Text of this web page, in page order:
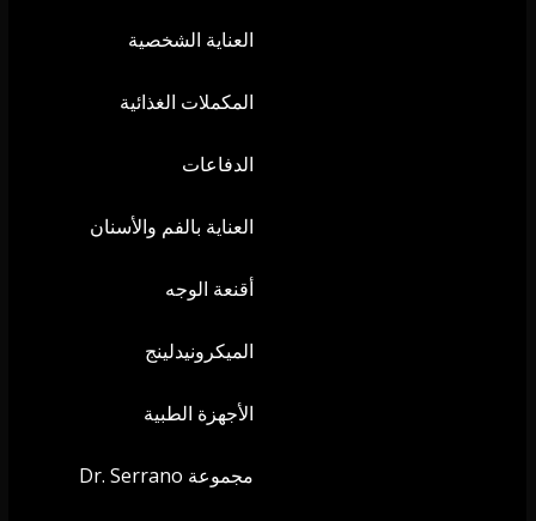
العناية الشخصية
المكملات الغذائية
الدفاعات
العناية بالفم والأسنان
أقنعة الوجه
الميكرونيدلينج
الأجهزة الطبية
مجموعة Dr. Serrano